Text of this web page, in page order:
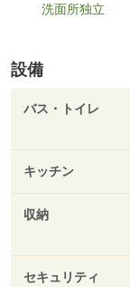
洗面所独立
設備
バス・トイレ
キッチン
収納
セキュリティ